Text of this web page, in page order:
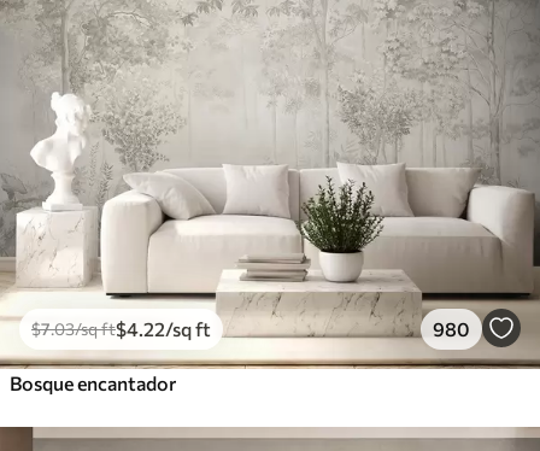
$7.03/sq ft$4 .22/sq ft 980
Bosque encantador